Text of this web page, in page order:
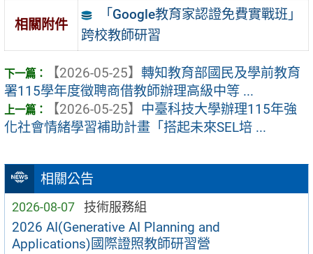
相關公告
2026-08-07 技術服務組
2026 AI(Generative AI Planning and
Applications)國際證照教師研習營
相關附件
「Google教育家認證免費實戰班」
跨校教師研習
【2026-05-25】 轉知教育部國民及學前教育
署115學年度徵聘商借教師辦理高級中等 ...
【2026-05-25】 中臺科技大學辦理115年強
化社會情緒學習補助計畫「搭起未來SEL培 ...